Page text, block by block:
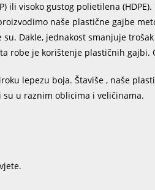
ili visoko gustog polietilena
naše plastične gajbe
Dakle, jednakost smanjuje
robe je korištenje plastičnih
lepezu boja. Štaviše , naše
u raznim oblicima i veličinama.